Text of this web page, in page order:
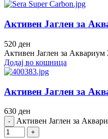
Активен Јаглен за
520 ден
Активен Јаглен за
Додај во кошница
Активен Јаглен за
630 ден
Активен Јаглен за